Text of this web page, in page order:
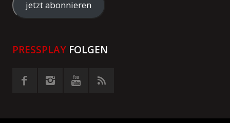
Adresse
eingeben
jetzt abonnieren
PRESSPLAY FOLGEN